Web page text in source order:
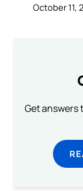
October 11,
Get answers